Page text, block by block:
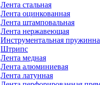
Лента стальная
Лента оцинкованная
Лента штамповальная
Лента нержавеющая
Инструментальная
Штрипс
Лента медная
Лента алюминиевая
Лента латунная